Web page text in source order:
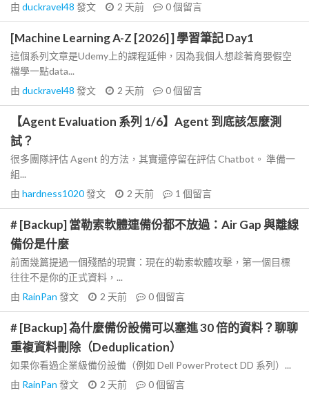
由 duckravel48 發文 2 天前 0個留言
[Machine Learning A-Z [2026] ] 學習筆記 Day1
這個系列文章是Udemy上的課程延伸，因為我個人想趁著育嬰假空
檔學一點data...
由 duckravel48 發文 2 天前 0個留言
【Agent Evaluation 系列 1/6】Agent 到底該怎麼測
試？
很多團隊評估 Agent 的方法，其實還停留在評估 Chatbot。 準備一
組...
由 hardness1020發文 2 天前 1 個留言
# [Backup] 當勒索軟體連備份都不放過：Air Gap 與離線
備份是什麼
前面幾篇提過一個殘酷的現實：現在的勒索軟體攻擊，第一個目標
往往不是你的正式資料，...
由 RainPan 發文 2 天前 0個留言
# [Backup] 為什麼備份設備可以塞進 30 倍的資料？聊聊
重複資料刪除（Deduplication）
如果你看過企業級備份設備（例如 Dell PowerProtect DD 系列）...
由 RainPan 發文 2 天前 0個留言